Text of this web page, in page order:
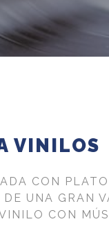
VINILOS
CON
UNA GRAN
CON